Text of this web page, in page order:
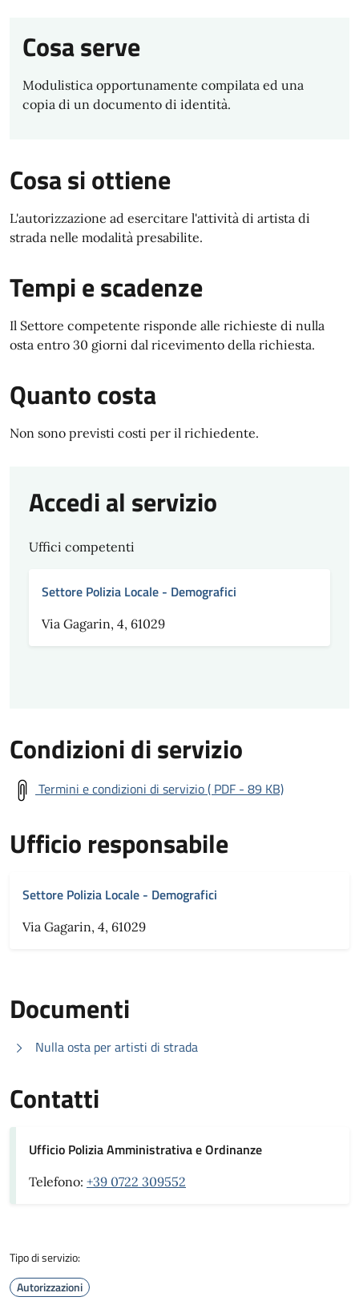
Cosa serve
Modulistica opportunamente compilata ed una
copia di un documento di identità.
Cosa si ottiene
L'autorizzazione ad esercitare l'attività di artista di
strada nelle modalità presabilite.
Tempi e scadenze
Il Settore competente risponde alle richieste di nulla
osta entro 30 giorni dal ricevimento della richiesta.
Quanto costa
Non sono previsti costi per il richiedente.
Accedi al servizio
Uffici competenti
Settore Polizia Locale - Demografici
Via Gagarin, 4, 61029
Condizioni di servizio
Termini e condizioni di servizio ( PDF - 89 KB)
Ufficio responsabile
Settore Polizia Locale - Demografici
Via Gagarin, 4, 61029
Documenti
Nulla osta per artisti di strada
Contatti
Ufficio Polizia Amministrativa e Ordinanze
Telefono: +39 0722 309552
Tipo di servizio:
Autorizzazioni